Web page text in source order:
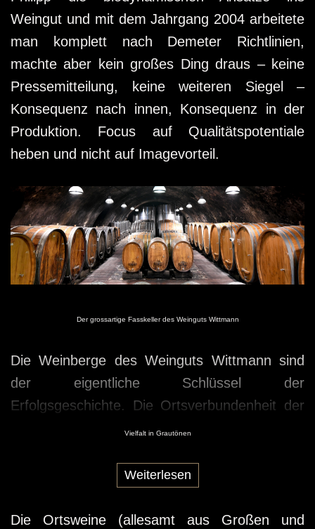
Weingut und mit dem Jahrgang 2004 arbeitete
man komplett nach Demeter Richtlinien,
machte aber kein großes Ding draus – keine
Pressemitteilung, keine weiteren Siegel –
Konsequenz nach innen, Konsequenz in der
Produktion. Focus auf Qualitätspotentiale
heben und nicht auf Imagevorteil.
Der grossartige Fasskeller des Weinguts Wittmann
Die Weinberge des Weinguts Wittmann sind
der eigentliche Schlüssel der
Erfolgsgeschichte. Die Ortsverbundenheit der
Familie ermöglichte schon früh eine enge
und Parzellen. Daraus entstand ein
die frühe Möglichkeit, sich durch Tausch und
Vielfalt in Grautönen
Weiterlesen
Die Ortsweine (allesamt aus Großen und